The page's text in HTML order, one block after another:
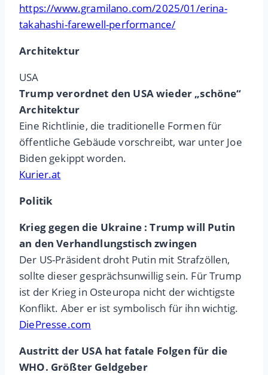
https://www.gramilano.com/2025/01/erina-
takahashi-farewell-performance/
Architektur
USA
Trump verordnet den USA wieder „schöne“
Architektur
Eine Richtlinie, die traditionelle Formen für
öffentliche Gebäude vorschreibt, war unter Joe
Biden gekippt worden.
Kurier.at
Politik
Krieg gegen die Ukraine : Trump will Putin
an den Verhandlungstisch zwingen
Der US-Präsident droht Putin mit Strafzöllen,
sollte dieser gesprächsunwillig sein. Für Trump
ist der Krieg in Osteuropa nicht der wichtigste
Konflikt. Aber er ist symbolisch für ihn wichtig.
DiePresse.com
Austritt der USA hat fatale Folgen für die
WHO. Größter Geldgeber